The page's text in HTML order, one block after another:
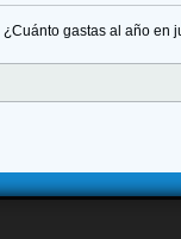
¿Cuánto gastas al año en